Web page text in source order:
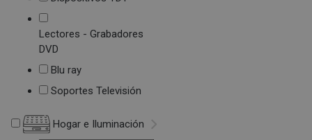
Lectores - Grabadores
DVD
Blu ray
Soportes Televisión
Hogar e Iluminación